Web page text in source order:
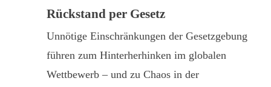
Rückstand per Gesetz
Unnötige Einschränkungen der Gesetzgebung
führen zum Hinterherhinken im globalen
Wettbewerb – und zu Chaos in der